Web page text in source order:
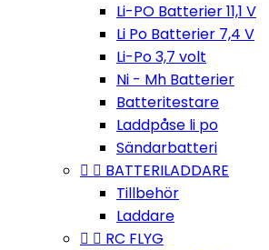
Li-PO Batterier 11,1 V
Li Po Batterier 7,4 V
Li-Po 3,7 volt
Ni - Mh Batterier
Batteritestare
Laddpåse li po
Sändarbatteri
  BATTERILADDARE
Tillbehör
Laddare
  RC FLYG